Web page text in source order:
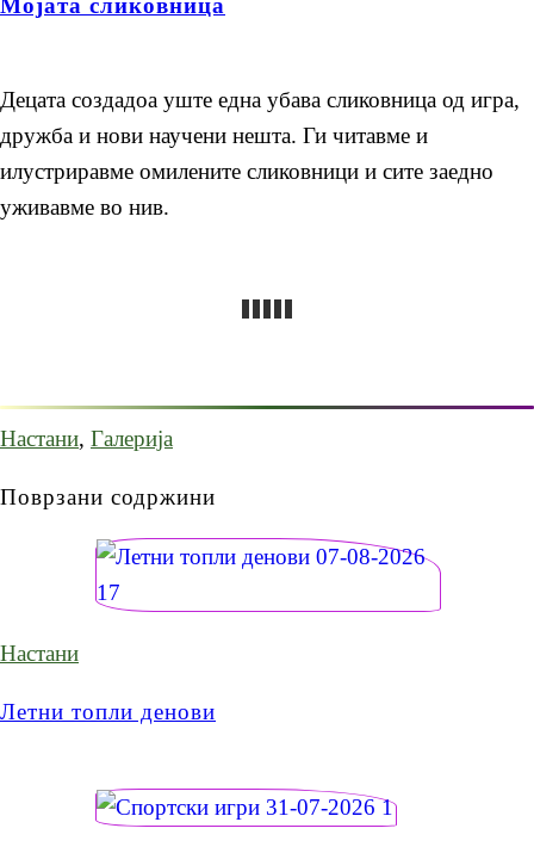
Мојата сликовница
Децата создадоа уште една убава сликовница од игра,
дружба и нови научени нешта. Ги читавме и
илустриравме омилените сликовници и сите заедно
уживавме во нив.
Настани, Галерија
Поврзани содржини
Настани
Летни топли денови